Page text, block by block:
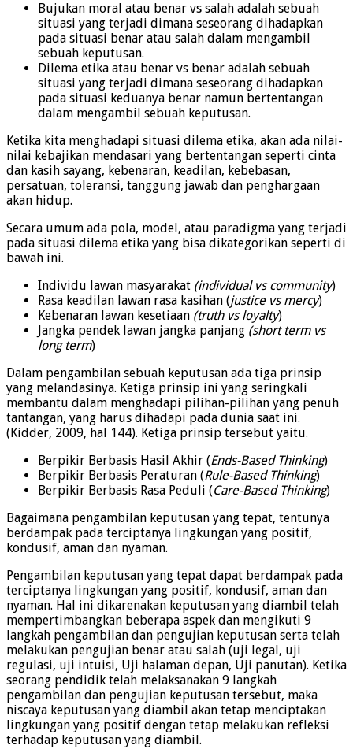
Bujukan moral atau benar vs salah adalah sebuah
situasi yang terjadi dimana seseorang dihadapkan
pada situasi benar atau salah dalam mengambil
sebuah keputusan.
Dilema etika atau benar vs benar adalah sebuah
situasi yang terjadi dimana seseorang dihadapkan
pada situasi keduanya benar namun bertentangan
dalam mengambil sebuah keputusan.
Ketika kita menghadapi situasi dilema etika, akan ada nilai-
nilai kebajikan mendasari yang bertentangan seperti cinta
dan kasih sayang, kebenaran, keadilan, kebebasan,
persatuan, toleransi, tanggung jawab dan penghargaan
akan hidup.
Secara umum ada pola, model, atau paradigma yang terjadi
pada situasi dilema etika yang bisa dikategorikan seperti di
bawah ini.
Individu lawan masyarakat (individual vs community)
Rasa keadilan lawan rasa kasihan (justice vs mercy)
Kebenaran lawan kesetiaan (truth vs loyalty)
Jangka pendek lawan jangka panjang (short term vs
long term)
Dalam pengambilan sebuah keputusan ada tiga prinsip
yang melandasinya. Ketiga prinsip ini yang seringkali
membantu dalam menghadapi pilihan-pilihan yang penuh
tantangan, yang harus dihadapi pada dunia saat ini.
(Kidder, 2009, hal 144). Ketiga prinsip tersebut yaitu.
Berpikir Berbasis Hasil Akhir (Ends-Based Thinking)
Berpikir Berbasis Peraturan (Rule-Based Thinking)
Berpikir Berbasis Rasa Peduli (Care-Based Thinking)
Bagaimana pengambilan keputusan yang tepat, tentunya
berdampak pada terciptanya lingkungan yang positif,
kondusif, aman dan nyaman.
Pengambilan keputusan yang tepat dapat berdampak pada
terciptanya lingkungan yang positif, kondusif, aman dan
nyaman. Hal ini dikarenakan keputusan yang diambil telah
mempertimbangkan beberapa aspek dan mengikuti 9
langkah pengambilan dan pengujian keputusan serta telah
melakukan pengujian benar atau salah (uji legal, uji
regulasi, uji intuisi, Uji halaman depan, Uji panutan). Ketika
seorang pendidik telah melaksanakan 9 langkah
pengambilan dan pengujian keputusan tersebut, maka
niscaya keputusan yang diambil akan tetap menciptakan
lingkungan yang positif dengan tetap melakukan refleksi
terhadap keputusan yang diambil.